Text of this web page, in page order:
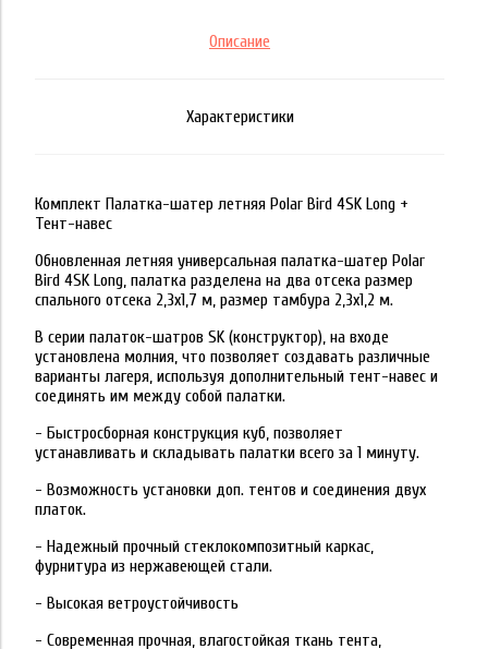
Описание
Характеристики
Комплект Палатка-шатер летняя Polar Bird 4SK Long +
Тент-навес
Обновленная летняя универсальная палатка-шатер Polar
Bird 4SK Long, палатка разделена на два отсека размер
спального отсека 2,3х1,7 м, размер тамбура 2,3х1,2 м.
В серии палаток-шатров SK (конструктор), на входе
установлена молния, что позволяет создавать различные
варианты лагеря, используя дополнительный тент-навес и
соединять им между собой палатки.
- Быстросборная конструкция куб, позволяет
устанавливать и складывать палатки всего за 1 минуту.
- Возможность установки доп. тентов и соединения двух
платок.
- Надежный прочный стеклокомпозитный каркас,
фурнитура из нержавеющей стали.
- Высокая ветроустойчивость
- Современная прочная, влагостойкая ткань тента,